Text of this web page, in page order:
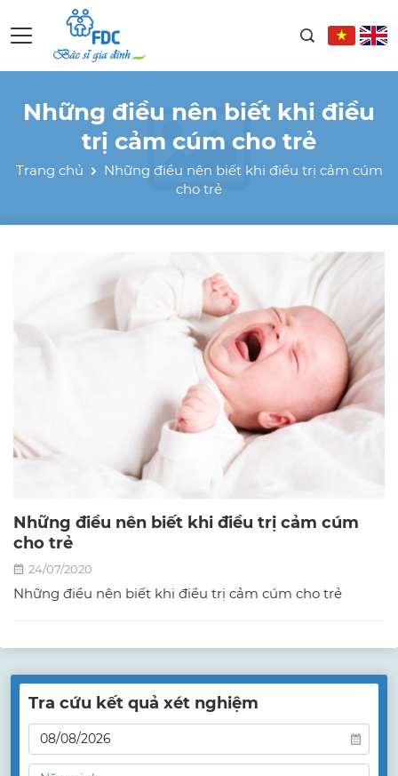
Những điều nên biết khi điều
trị cảm cúm cho trẻ
Trang chủ
Những điều nên biết khi điều trị cảm cúm
cho trẻ
Những điều nên biết khi điều trị cảm cúm
cho trẻ
24/07/2020
Những điều nên biết khi điều trị cảm cúm cho trẻ
Tra cứu kết quả xét nghiệm